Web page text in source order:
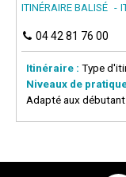
ITINÉRAIRE BALISÉ
04 42 81 76 00
Itinéraire : Type
Niveaux de
Adapté aux